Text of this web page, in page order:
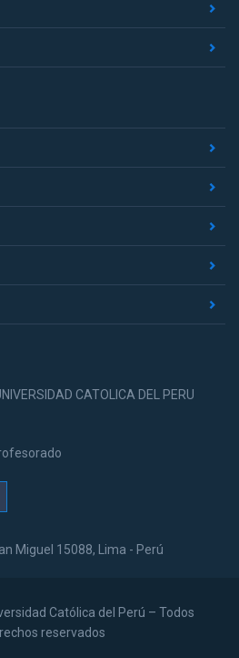
CATOLICA DEL PERU
Miguel 15088, Lima - Perú
Católica del Perú – Todos
reservados